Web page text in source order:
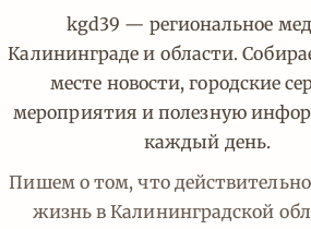
kgd39 — региональное
Калининграде и области.
месте новости, городские
мероприятия и полезную
каждый день.
Пишем о том, что
жизнь в Калининградской